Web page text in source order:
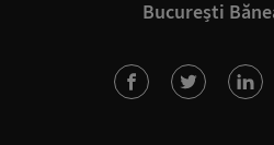
București